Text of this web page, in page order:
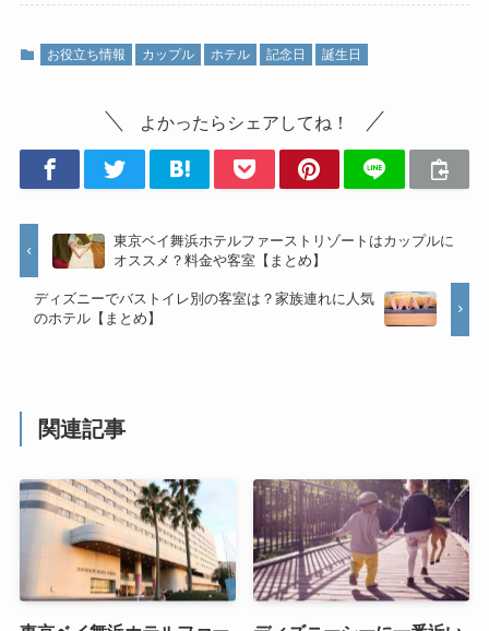
お役立ち情報 カップル ホテル 記念日 誕生日
よかったらシェアしてね！
東京ベイ舞浜ホテルファーストリゾートはカップルに
オススメ？料金や客室【まとめ】
ディズニーでバストイレ別の客室は？家族連れに人気
のホテル【まとめ】
関連記事